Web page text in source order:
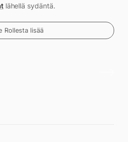
lähellä sydäntä.
Rollesta lisää